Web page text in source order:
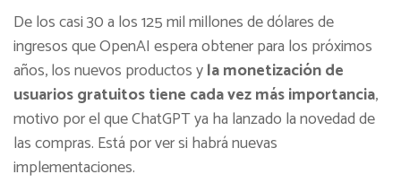
De los casi 30 a los 125 mil millones de dólares de
ingresos que OpenAI espera obtener para los próximos
años, los nuevos productos yla monetización de
usuarios gratuitos tiene cada vez más importancia,
motivo por el que ChatGPT ya ha lanzado la novedad de
las compras. Está por ver si habrá nuevas
implementaciones.